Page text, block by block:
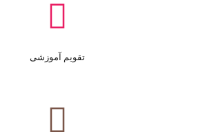
تقویم آموزشی